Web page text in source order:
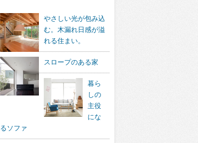
やさしい光が包み込
む。木漏れ日感が溢
れる住まい。
スロープのある家
暮ら
しの
主役
にな
るソファ